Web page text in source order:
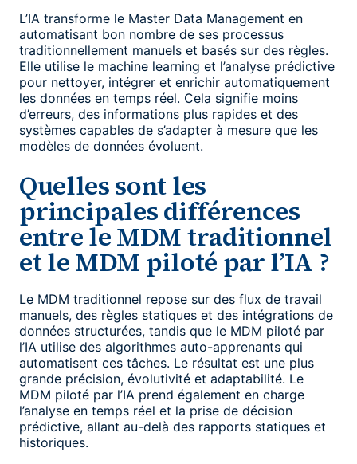
L’IA transforme le Master Data Management en
automatisant bon nombre de ses processus
traditionnellement manuels et basés sur des règles.
Elle utilise le machine learning et l’analyse prédictive
pour nettoyer, intégrer et enrichir automatiquement
les données en temps réel. Cela signifie moins
d’erreurs, des informations plus rapides et des
systèmes capables de s’adapter à mesure que les
modèles de données évoluent.
Quelles sont les
principales différences
entre le MDM traditionnel
et le MDM piloté par l’IA ?
Le MDM traditionnel repose sur des flux de travail
manuels, des règles statiques et des intégrations de
données structurées, tandis que le MDM piloté par
l’IA utilise des algorithmes auto-apprenants qui
automatisent ces tâches. Le résultat est une plus
grande précision, évolutivité et adaptabilité. Le
MDM piloté par l’IA prend également en charge
l’analyse en temps réel et la prise de décision
prédictive, allant au-delà des rapports statiques et
historiques.